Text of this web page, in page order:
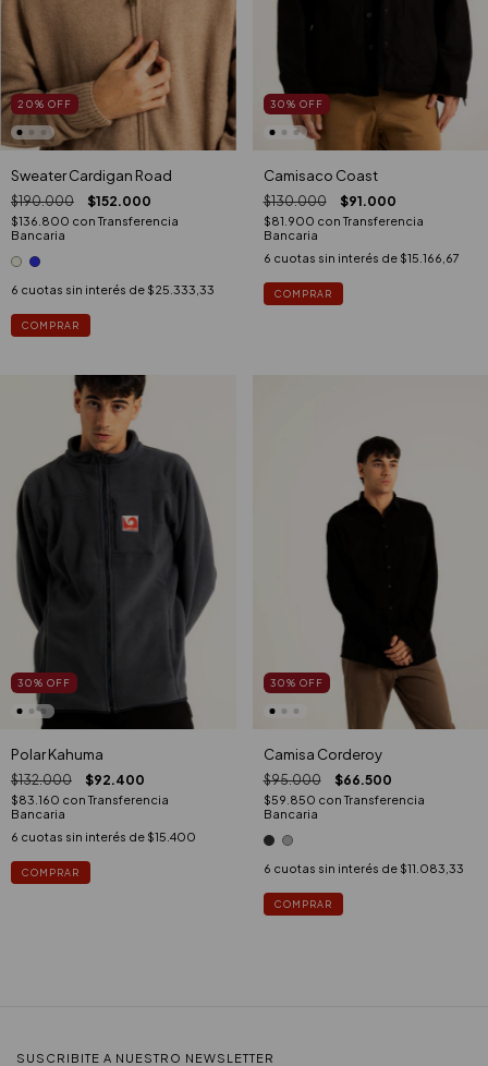
20% OFF
Sweater Cardigan Road
$190.000 $152.000
$136.800 con Transferencia
Bancaria
6 cuotas sin interés de $25.333,33
COMPRAR
30% OFF
Camisaco Coast
$130.000 $91.000
$81.900 conTransferencia
Bancaria
6 cuotas sin interés de $15.166,67
COMPRAR
30% OFF
Polar Kahuma
$132.000 $92.400
$83.160 con Transferencia
Bancaria
6 cuotas sin interés de $15.400
COMPRAR
30% OFF
Camisa Corderoy
$95.000 $66.500
$59.850 conTransferencia
Bancaria
6 cuotas sin interés de $11.083,33
COMPRAR
SUSCRIBITE A NUESTRO NEWSLETTER